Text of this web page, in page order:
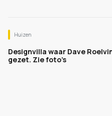
Huizen
Designvilla waar Dave
gezet. Zie foto’s